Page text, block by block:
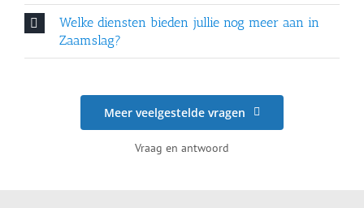
Welke diensten bieden jullie nog meer aan in
Zaamslag?
Meer veelgestelde vragen
Vraag en antwoord